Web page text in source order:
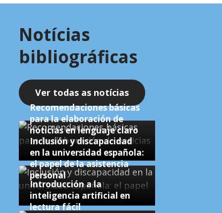
Notícias
bibliográficas
Ver todas as notícias
Recomendaciones básicas
para la elaboración de
noticias en lenguaje claro
Inclusión y discapacidad
en la universidad española:
el papel de la asistencia
personal
Introducción a la
inteligencia artificial en
lectura fácil